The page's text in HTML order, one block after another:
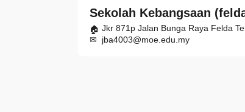
Sekolah Kebangsaan
Jkr 871p Jalan Bunga Raya Felda
jba4003@moe.edu.my